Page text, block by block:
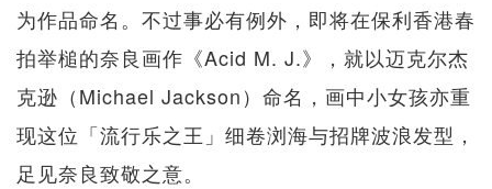
为作品命名。不过事必有例外，即将在保利香港春
拍举槌的奈良画作《Acid M. J.》，就以迈克尔杰
克逊（Michael Jackson）命名，画中小女孩亦重
现这位「流行乐之王」细卷浏海与招牌波浪发型，
足见奈良致敬之意。